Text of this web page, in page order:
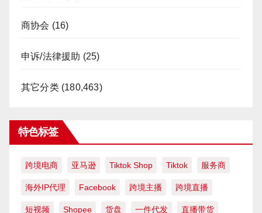
商协会 (16)
申诉/法律援助 (25)
其它分类(180,463)
特色标签
跨境电商 亚马逊 Tiktok Shop Tiktok 服务商
海外IP代理 Facebook 跨境主播 跨境直播
短视频 Shopee 货盘 一件代发 直播带货